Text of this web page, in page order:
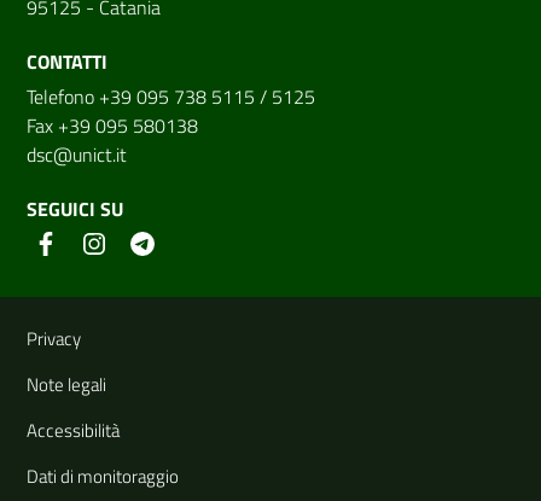
95125 - Catania
CONTATTI
Telefono +39 095 738 5115 / 5125
Fax +39 095 580138
dsc@unict.it
SEGUICI SU
Link e informazioni utili
Privacy
Note legali
Accessibilità
Dati di monitoraggio